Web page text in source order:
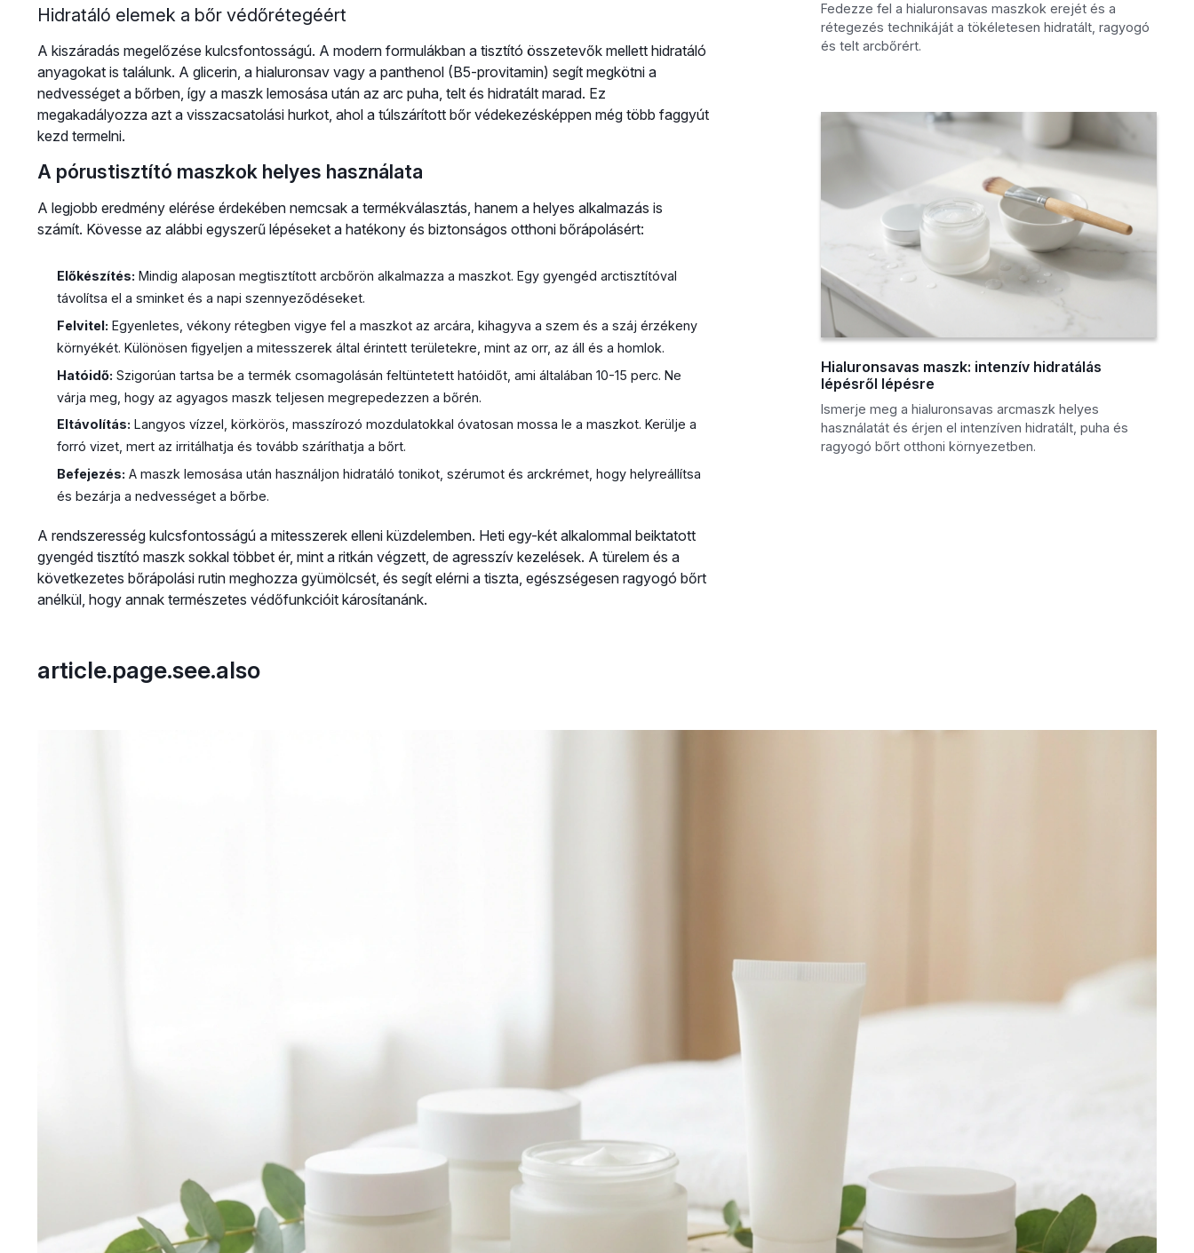
Hidratáló elemek a bőr védőrétegéért
A kiszáradás megelőzése kulcsfontosságú. A modern formulákban a tisztító összetevők mellett hidratáló
anyagokat is találunk. A glicerin, a hialuronsav vagy a panthenol (B5-provitamin) segít megkötni a
nedvességet a bőrben, így a maszk lemosása után az arc puha, telt és hidratált marad. Ez
megakadályozza azt a visszacsatolási hurkot, ahol a túlszárított bőr védekezésképpen még több faggyút
kezd termelni.
A pórustisztító maszkok helyes használata
A legjobb eredmény elérése érdekében nemcsak a termékválasztás, hanem a helyes alkalmazás is
számít. Kövesse az alábbi egyszerű lépéseket a hatékony és biztonságos otthoni bőrápolásért:
Előkészítés: Mindig alaposan megtisztított arcbőrön alkalmazza a maszkot. Egy gyengéd arctisztítóval
távolítsa el a sminket és a napi szennyeződéseket.
Felvitel: Egyenletes, vékony rétegben vigye fel a maszkot az arcára, kihagyva a szem és a száj érzékeny
környékét. Különösen figyeljen a mitesszerek által érintett területekre, mint az orr, az áll és a homlok.
Hatóidő: Szigorúan tartsa be a termék csomagolásán feltüntetett hatóidőt, ami általában 10-15 perc. Ne
várja meg, hogy az agyagos maszk teljesen megrepedezzen a bőrén.
Eltávolítás: Langyos vízzel, körkörös, masszírozó mozdulatokkal óvatosan mossa le a maszkot. Kerülje a
forró vizet, mert az irritálhatja és tovább száríthatja a bőrt.
Befejezés: A maszk lemosása után használjon hidratáló tonikot, szérumot és arckrémet, hogy helyreállítsa
és bezárja a nedvességet a bőrbe.
A rendszeresség kulcsfontosságú a mitesszerek elleni küzdelemben. Heti egy-két alkalommal beiktatott
gyengéd tisztító maszk sokkal többet ér, mint a ritkán végzett, de agresszív kezelések. A türelem és a
következetes bőrápolási rutin meghozza gyümölcsét, és segít elérni a tiszta, egészségesen ragyogó bőrt
anélkül, hogy annak természetes védőfunkcióit károsítanánk.
Fedezze fel a hialuronsavas maszkok erejét és a
rétegezés technikáját a tökéletesen hidratált, ragyogó
és telt arcbőrért.
Hialuronsavas maszk: intenzív hidratálás
lépésről lépésre
Ismerje meg a hialuronsavas arcmaszk helyes
használatát és érjen el intenzíven hidratált, puha és
ragyogó bőrt otthoni környezetben.
article.page.see.also